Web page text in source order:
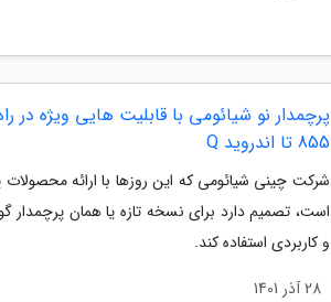
پرچمدار نو شیائومی با قابلیت هایی ویژه در
855 تا اندروید Q
شرکت چینی شیائومی که این روزها با ارائه
است، تصمیم دارد برای نسخه تازه یا همان
و کاربردی استفاده کند.
28 آذر 1401